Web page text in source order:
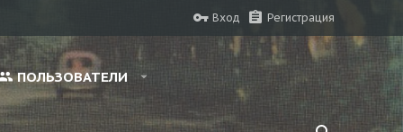
Вход Регистрация
ПОЛЬЗОВАТЕЛИ